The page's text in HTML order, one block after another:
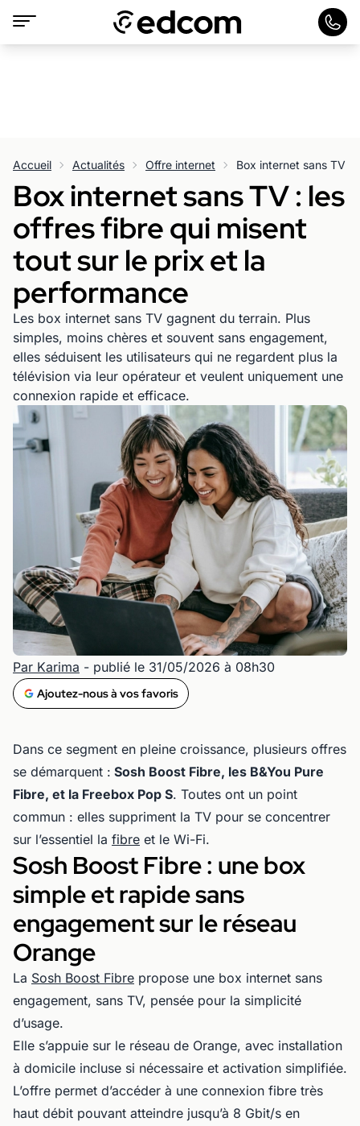
Accueil Actualités Offre internet
Box internet sans TV : les
offres fibre qui misent
tout sur le prix et la
performance
Les box internet sans TV gagnent du terrain. Plus
simples, moins chères et souvent sans engagement,
elles séduisent les utilisateurs qui ne regardent plus la
télévision via leur opérateur et veulent uniquement une
connexion rapide et efficace.
Par Karima - publié le 31/05/2026 à 08h30
Ajoutez-nous à vos favoris
Dans ce segment en pleine croissance, plusieurs offres
se démarquent : Sosh Boost Fibre, les B&You Pure
Fibre, et la Freebox Pop S. Toutes ont un point
commun : elles suppriment la TV pour se concentrer
sur l’essentiel la fibre et le Wi-Fi.
Sosh Boost Fibre : une box
simple et rapide sans
engagement sur le réseau
Orange
La Sosh Boost Fibre propose une box internet sans
engagement, sans TV, pensée pour la simplicité
d’usage.
Elle s’appuie sur le réseau de Orange, avec installation
à domicile incluse si nécessaire et activation simplifiée.
L’offre permet d’accéder à une connexion fibre très
haut débit pouvant atteindre jusqu’à 8 Gbit/s en